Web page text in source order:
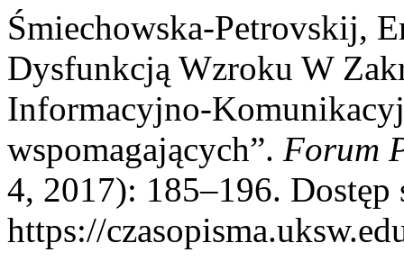
Śmiechowska-Petrovskij,
Dysfunkcją Wzroku W
Informacyjno-
wspomagających”. Forum
4, 2017): 185–196. Dostęp
https://